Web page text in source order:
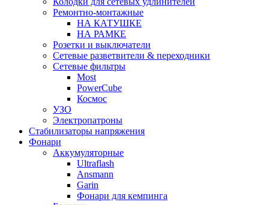
Ремонтно-монтажные
НА КАТУШКЕ
НА РАМКЕ
Розетки и выключатели
Сетевые разветвители & переходники
Сетевые фильтры
Most
PowerCube
Космос
УЗО
Электропатроны
Стабилизаторы напряжения
Фонари
Аккумуляторные
Ultraflash
Ansmann
Garin
Фонари для кемпинга